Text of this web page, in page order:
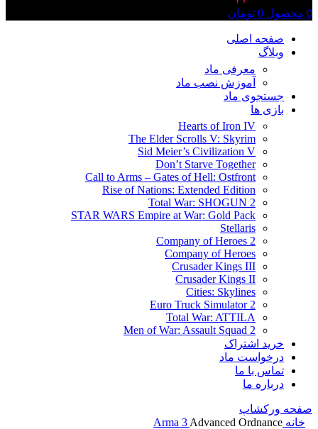
0 محصول 0 تومان
صفحه اصلی
وبلاگ
معرفی ماد
آموزش نصب ماد
جستجوی ماد
بازی ها
Hearts of Iron IV
The Elder Scrolls V: Skyrim
Sid Meier’s Civilization V
Don’t Starve Together
Call to Arms – Gates of Hell: Ostfront
Rise of Nations: Extended Edition
Total War: SHOGUN 2
STAR WARS Empire at War: Gold Pack
Stellaris
Company of Heroes 2
Company of Heroes
Crusader Kings III
Crusader Kings II
Cities: Skylines
Euro Truck Simulator 2
Total War: ATTILA
Men of War: Assault Squad 2
خرید اشتراک
درخواست ماد
تماس با ما
درباره ما
صفحه ورکشاپ
خانه
Arma 3 Advanced Ordnance